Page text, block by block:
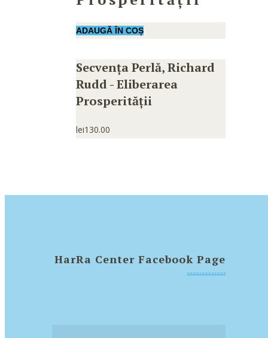
ADAUGĂ ÎN COȘ
Secvența Perlă, Richard
Rudd - Eliberarea
Prosperității
lei130.00
HarRa Center Facebook Page